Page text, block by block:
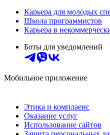
Карьера для молодых
Школа программистов
Карьера в
Боты для уведомлений
Мобильное приложение
Этика и комплаенс
Оказание услуг
Использование сайтов